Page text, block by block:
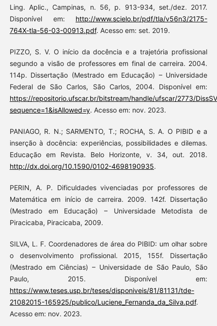
Ling. Aplic., Campinas, n. 56, p. 913-934, set./dez. 2017.
Disponível em: http://www.scielo.br/pdf/tla/v56n3/2175-
764X-tla-56-03-00913.pdf. Acesso em: set. 2019.
PIZZO, S. V. O início da docência e a trajetória profissional
segundo a visão de professores em final de carreira. 2004.
114p. Dissertação (Mestrado em Educação) – Universidade
Federal de São Carlos, São Carlos, 2004. Disponível em:
https://repositorio.ufscar.br/bitstream/handle/ufscar/2773/
sequence=1&isAllowed=y. Acesso em: nov. 2023.
PANIAGO, R. N.; SARMENTO, T.; ROCHA, S. A. O PIBID e a
inserção à docência: experiências, possibilidades e dilemas.
Educação em Revista. Belo Horizonte, v. 34, out. 2018.
http://dx.doi.org/10.1590/0102-4698190935.
PERIN, A. P. Dificuldades vivenciadas por professores de
Matemática em início de carreira. 2009. 142f. Dissertação
(Mestrado em Educação) – Universidade Metodista de
Piracicaba, Piracicaba, 2009.
SILVA, L. F. Coordenadores de área do PIBID: um olhar sobre
o desenvolvimento profissional. 2015, 155f. Dissertação
(Mestrado em Ciências) – Universidade de São Paulo, São
Paulo, 2015. Disponível em:
https://www.teses.usp.br/teses/disponiveis/81/81131/tde-
21082015-165925/publico/Luciene_Fernanda_da_Silva.pdf.
Acesso em: nov. 2023.